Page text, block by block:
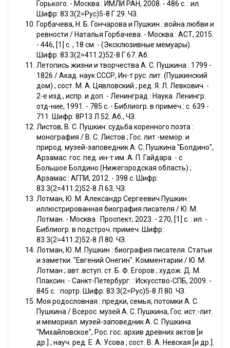
Горького. - Москва : ИМЛИ РАН, 2008. - 486 с. : ил.
Шифр: 83.3(2=Рус)5-8 Г 29. ЧЗ.
Горбачева, Н. Б. Гончарова и Пушкин : война любви и
ревности / Наталья Горбачева. - Москва : АСТ, 2015.
- 446, [1] с. ; 18 см. - (Эксклюзивные мемуары).
Шифр: 83.3(2=411.2)52-8 Г 67. Аб.
Летопись жизни и творчества А. С. Пушкина : 1799 -
1826 / Акад. наук CCCР, Ин-т рус. лит. (Пушкинский
дом) ; сост. М. А. Цявловский ; ред. Я. Л. Левкович. -
2-е изд., испр. и доп. - Ленинград : Наука. Ленингр.
отд-ние, 1991. - 785 с. - Библиогр. в примеч.: с. 639 -
711. Шифр: 8Р13 Л 52. Аб., ЧЗ.
Листов, В. С. Пушкин: судьба коренного поэта :
монография / В. С. Листов ; Гос. лит.-мемор. и
природ. музей-заповедник А. С. Пушкина "Болдино",
Арзамас. гос. пед. ин-т им. А. П. Гайдара. - с.
Большое Болдино (Нижегородская область) ;
Арзамас : АГПИ, 2012. - 398 с. Шифр:
83.3(2=411.2)52-8 Л 63. ЧЗ.
Лотман, Ю. М. Александр Сергеевич Пушкин :
иллюстрированная биография писателя / Ю. М.
Лотман. - Москва : Проспект, 2023. - 270, [1] с. : ил. -
Библиогр. в подстроч. примеч. Шифр:
83.3(2=411.2)52-8 Л 80. ЧЗ.
Лотман, Ю. М. Пушкин : биография писателя. Статьи
и заметки. "Евгений Онегин". Комментарии / Ю. М.
Лотман ; авт. вступ. ст. Б. Ф. Егоров ; худож. Д. М.
Плаксин. - Санкт-Петербург. : Искусство-СПБ, 2009. -
845 с. : портр. Шифр: 83.3(2=Рус)5-8 Л 80. ЧЗ.
Моя родословная : предки, семья, потомки А. С.
Пушкина / Всерос. музей А. С. Пушкина, Гос. ист.-лит.
и мемориал. музей-заповедник А. С. Пушкина
"Михайловское", Рос. гос. архив древних актов [и
др.] ; науч. ред. Е. А. Усова ; сост. В. А. Невская [и др.].